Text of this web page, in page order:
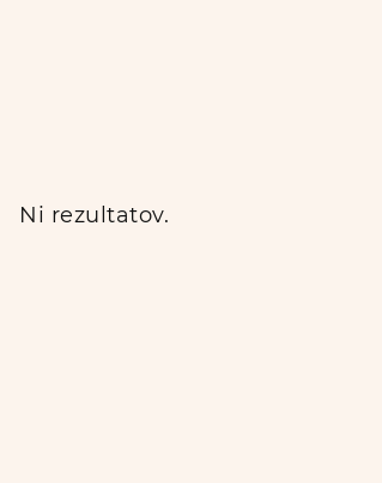
Ni rezultatov.